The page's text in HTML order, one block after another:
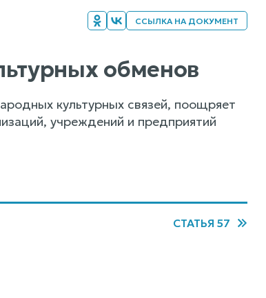
ССЫЛКА НА ДОКУМЕНТ
обменов
культурных связей, поощряет
учреждений и предприятий
СТАТЬЯ 57